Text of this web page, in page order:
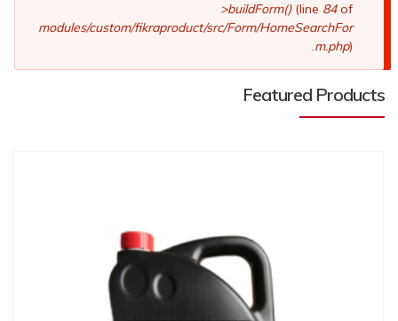
>buildForm()(line84of
modules/custom/fikraproduct/src/Form/HomeSearchFor
m.php
Featured Products